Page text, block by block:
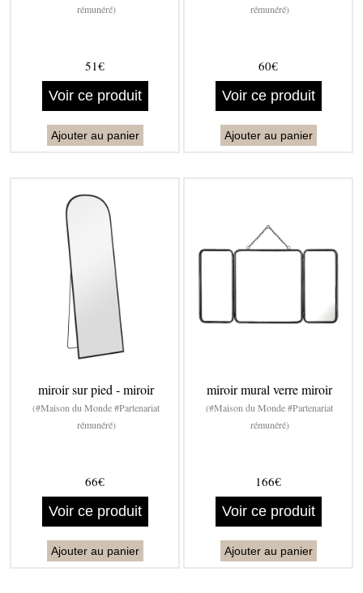
rémunéré)
51€
Voir ce produit
Ajouter au panier
rémunéré)
60€
Voir ce produit
Ajouter au panier
miroir sur pied - miroir
(#Maison du Monde #Partenariat
rémunéré)
66€
Voir ce produit
Ajouter au panier
miroir mural verre miroir
(#Maison du Monde #Partenariat
rémunéré)
166€
Voir ce produit
Ajouter au panier